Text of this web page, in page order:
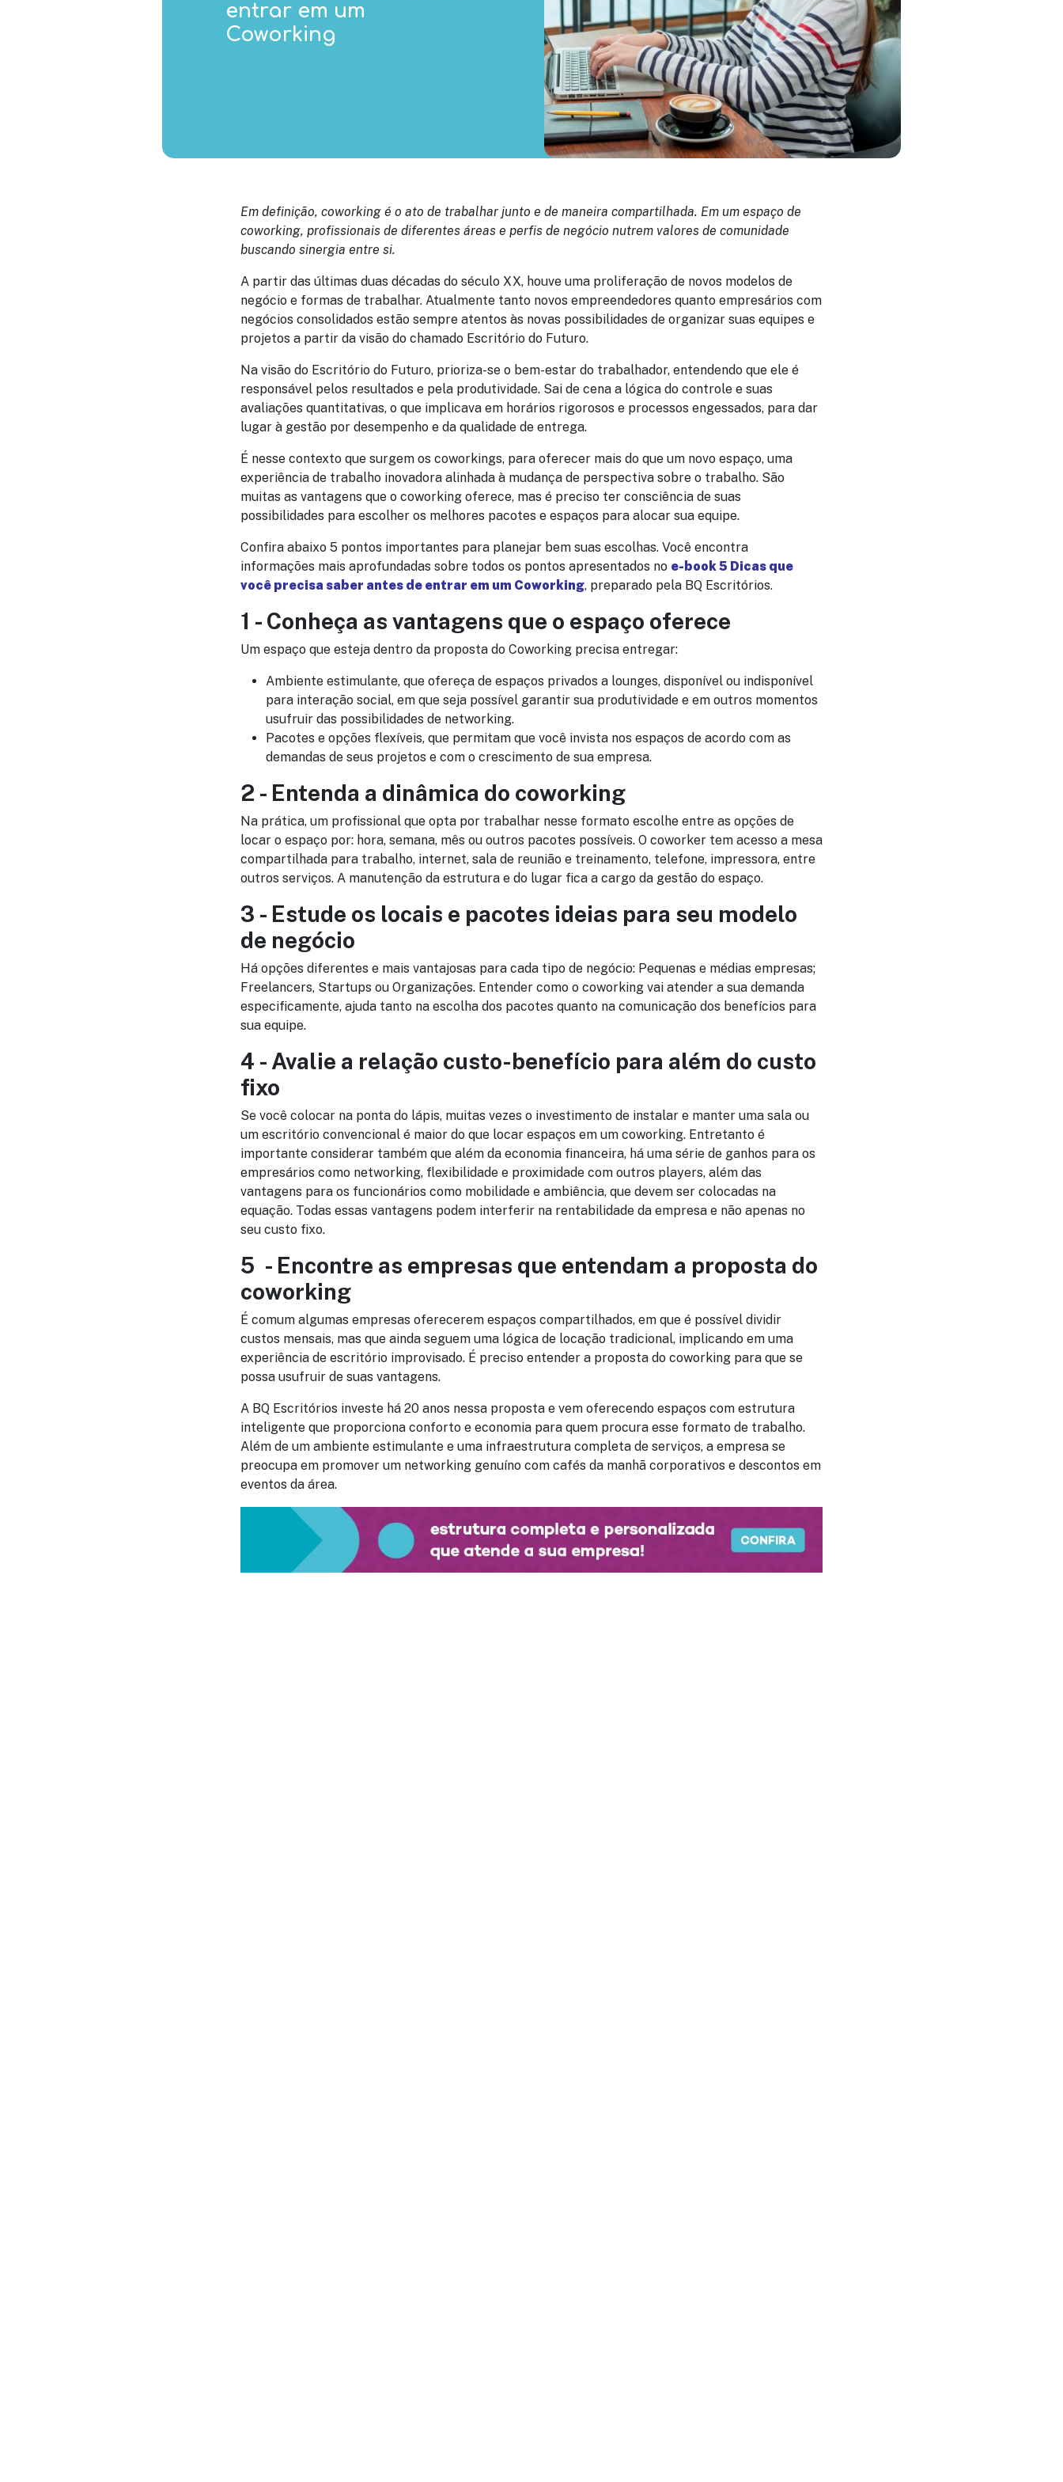
entrar em um
Coworking
Em definição, coworking é o ato de trabalhar junto e de maneira compartilhada. Em um espaço de
coworking, profissionais de diferentes áreas e perfis de negócio nutrem valores de comunidade
buscando sinergia entre si.
A partir das últimas duas décadas do século XX, houve uma proliferação de novos modelos de
negócio e formas de trabalhar. Atualmente tanto novos empreendedores quanto empresários com
negócios consolidados estão sempre atentos às novas possibilidades de organizar suas equipes e
projetos a partir da visão do chamado Escritório do Futuro.
Na visão do Escritório do Futuro, prioriza-se o bem-estar do trabalhador, entendendo que ele é
responsável pelos resultados e pela produtividade. Sai de cena a lógica do controle e suas
avaliações quantitativas, o que implicava em horários rigorosos e processos engessados, para dar
lugar à gestão por desempenho e da qualidade de entrega.
É nesse contexto que surgem os coworkings, para oferecer mais do que um novo espaço, uma
experiência de trabalho inovadora alinhada à mudança de perspectiva sobre o trabalho. São
muitas as vantagens que o coworking oferece, mas é preciso ter consciência de suas
possibilidades para escolher os melhores pacotes e espaços para alocar sua equipe.
Confira abaixo 5 pontos importantes para planejar bem suas escolhas. Você encontra
informações mais aprofundadas sobre todos os pontos apresentados no e-book 5 Dicas que
você precisa saber antes de entrar em um Coworking, preparado pela BQ Escritórios.
1 - Conheça as vantagens que o espaço oferece
Um espaço que esteja dentro da proposta do Coworking precisa entregar:
Ambiente estimulante, que ofereça de espaços privados a lounges, disponível ou indisponível
para interação social, em que seja possível garantir sua produtividade e em outros momentos
usufruir das possibilidades de networking.
Pacotes e opções flexíveis, que permitam que você invista nos espaços de acordo com as
demandas de seus projetos e com o crescimento de sua empresa.
2 - Entenda a dinâmica do coworking
Na prática, um profissional que opta por trabalhar nesse formato escolhe entre as opções de
locar o espaço por: hora, semana, mês ou outros pacotes possíveis. O coworker tem acesso a mesa
compartilhada para trabalho, internet, sala de reunião e treinamento, telefone, impressora, entre
outros serviços. A manutenção da estrutura e do lugar fica a cargo da gestão do espaço.
3 - Estude os locais e pacotes ideias para seu modelo
de negócio
Há opções diferentes e mais vantajosas para cada tipo de negócio: Pequenas e médias empresas;
Freelancers, Startups ou Organizações. Entender como o coworking vai atender a sua demanda
especificamente, ajuda tanto na escolha dos pacotes quanto na comunicação dos benefícios para
sua equipe.
4 - Avalie a relação custo-benefício para além do custo
fixo
Se você colocar na ponta do lápis, muitas vezes o investimento de instalar e manter uma sala ou
um escritório convencional é maior do que locar espaços em um coworking. Entretanto é
importante considerar também que além da economia financeira, há uma série de ganhos para os
empresários como networking, flexibilidade e proximidade com outros players, além das
vantagens para os funcionários como mobilidade e ambiência, que devem ser colocadas na
equação. Todas essas vantagens podem interferir na rentabilidade da empresa e não apenas no
seu custo fixo.
5 - Encontre as empresas que entendam a proposta do
coworking
É comum algumas empresas oferecerem espaços compartilhados, em que é possível dividir
custos mensais, mas que ainda seguem uma lógica de locação tradicional, implicando em uma
experiência de escritório improvisado. É preciso entender a proposta do coworking para que se
possa usufruir de suas vantagens.
A BQ Escritórios investe há 20 anos nessa proposta e vem oferecendo espaços com estrutura
inteligente que proporciona conforto e economia para quem procura esse formato de trabalho.
Além de um ambiente estimulante e uma infraestrutura completa de serviços, a empresa se
preocupa em promover um networking genuíno com cafés da manhã corporativos e descontos em
eventos da área.